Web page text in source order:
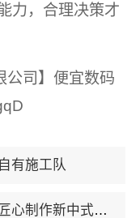
力，合理决策才
公司】便宜数码
有施工队
作新中式费用解析